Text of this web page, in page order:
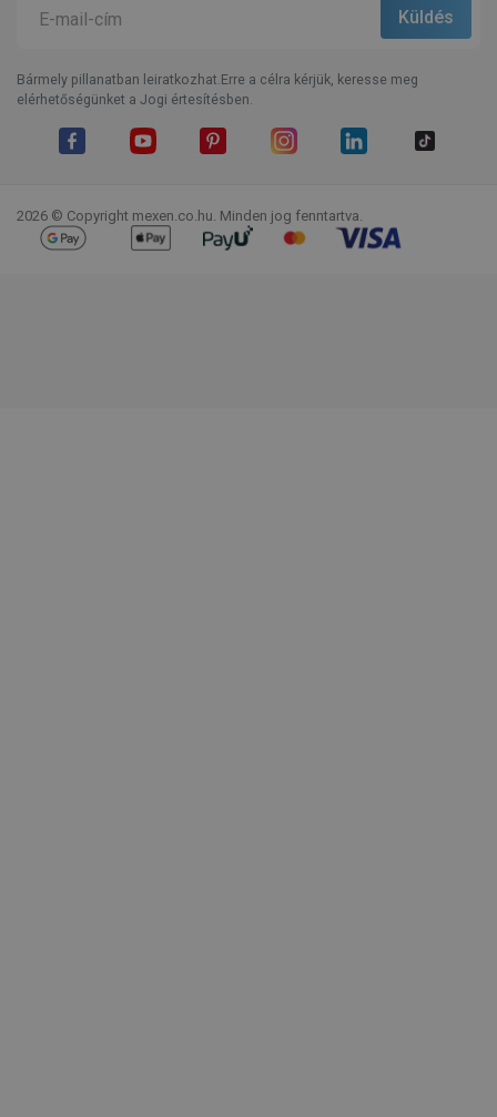
Bármely pillanatban leiratkozhat.Erre a célra kérjük, keresse meg
elérhetőségünket a Jogi értesítésben.
2026 © Copyright mexen.co.hu. Minden jog fenntartva.